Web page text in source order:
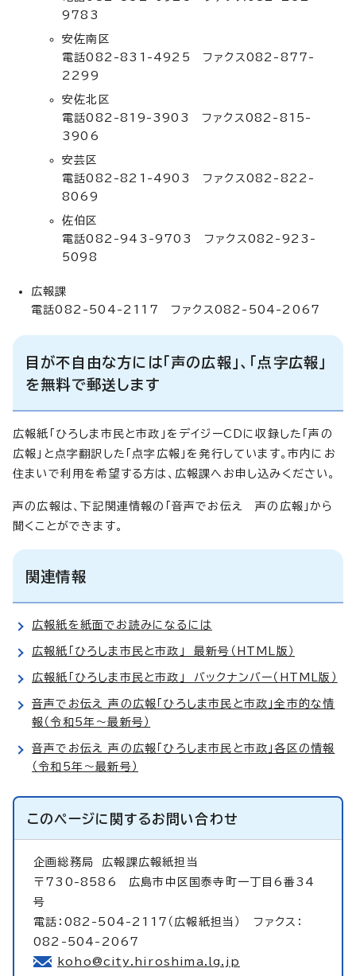
9783
安佐南区
電話082-831-4925 ファクス082-877-
2299
安佐北区
電話082-819-3903 ファクス082-815-
3906
安芸区
電話082-821-4903 ファクス082-822-
8069
佐伯区
電話082-943-9703 ファクス082-923-
5098
広報課
電話082-504-2117 ファクス082-504-2067
目が不自由な方には「声の広報」、「点字広報」
を無料で郵送します
広報紙「ひろしま市民と市政」をデイジーCDに収録した「声の
広報」と点字翻訳した「点字広報」を発行しています。市内にお
住まいで利用を希望する方は、広報課へお申し込みください。
声の広報は、下記関連情報の「音声でお伝え 声の広報」から
聞くことができます。
関連情報
広報紙を紙面でお読みになるには
広報紙「ひろしま市民と市政」 最新号（HTML版）
広報紙「ひろしま市民と市政」 バックナンバー（HTML版）
音声でお伝え 声の広報「ひろしま市民と市政」全市的な情
報（令和5年～最新号）
音声でお伝え 声の広報「ひろしま市民と市政」各区の情報
（令和5年～最新号）
このページに関するお問い合わせ
企画総務局 広報課広報紙担当
〒730-8586 広島市中区国泰寺町一丁目6番34
号
電話：082-504-2117（広報紙担当） ファクス：
082-504-2067
koho@city.hiroshima.lg.jp